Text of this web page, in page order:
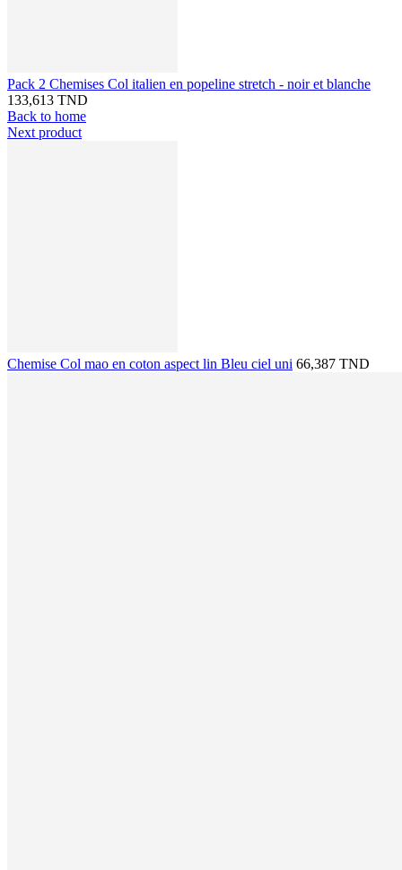
Pack 2 Chemises Col italien en popeline stretch - noir et blanche
133,613 TND
Back to home
Next product
Chemise Col mao en coton aspect lin Bleu ciel uni 66,387 TND